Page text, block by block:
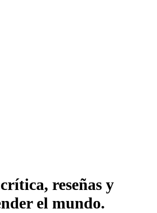
reseñas y
el mundo.